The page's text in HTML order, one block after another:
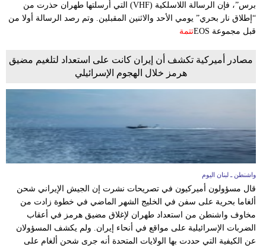
مدوَّنات
فيديو
سيارات
برس”، فإن الرسالة اللاسلكية (VHF) التي أرسلتها طهران حذرت من
“إطلاق نار بحري” يومي الأحد والاثنين المقبلين. وتم رصد الرسالة أولا من
قبل مجموعة EOS
تتمة
مصادر أميركية تكشف أن إيران كانت على استعداد لتلغيم مضيق
هرمز خلال الهجوم الإسرائيلي
واشنطن ـ لبنان اليوم
قال مسؤولون أميركيون في تصريحات نشرت إن الجيش الإيراني شحن
ألغاما بحرية على سفن في الخليج الشهر الماضي في خطوة زادت من
مخاوف واشنطن من استعداد طهران لإغلاق مضيق هرمز في أعقاب
الضربات الإسرائيلية على مواقع في أنحاء إيران. ولم يكشف المسؤولان
عن الكيفية التي حددت بها الولايات المتحدة أنه جرى شحن ألغام على